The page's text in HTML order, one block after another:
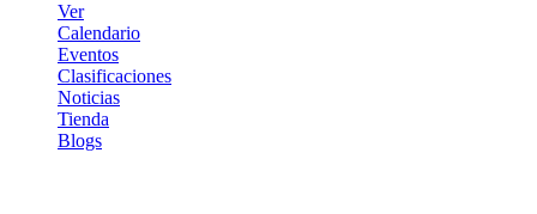
Ver
Calendario
Eventos
Clasificaciones
Noticias
Tienda
Blogs